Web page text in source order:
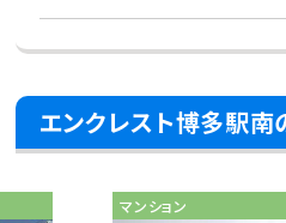
エンクレスト博多駅
マンション